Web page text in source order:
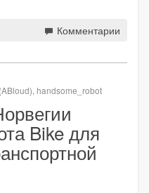
Комментарии
handsome_robot
Bike для